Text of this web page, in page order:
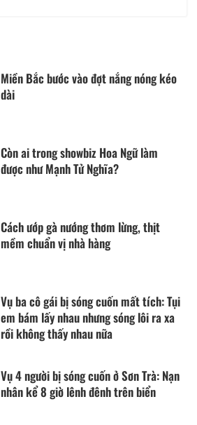
Miền Bắc bước vào đợt nắng nóng kéo
dài
Còn ai trong showbiz Hoa Ngữ làm
được như Mạnh Tử Nghĩa?
Cách ướp gà nướng thơm lừng, thịt
mềm chuẩn vị nhà hàng
Vụ ba cô gái bị sóng cuốn mất tích: Tụi
em bám lấy nhau nhưng sóng lôi ra xa
rồi không thấy nhau nữa
Vụ 4 người bị sóng cuốn ở Sơn Trà: Nạn
nhân kể 8 giờ lênh đênh trên biển